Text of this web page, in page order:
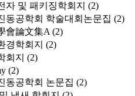
자 및 패키징학회지 (2)
동공학회 학술대회논문집 (2)
會論文集A (2)
경학회지 (2)
회지 (2)
(2)
동공학회 논문집 (2)